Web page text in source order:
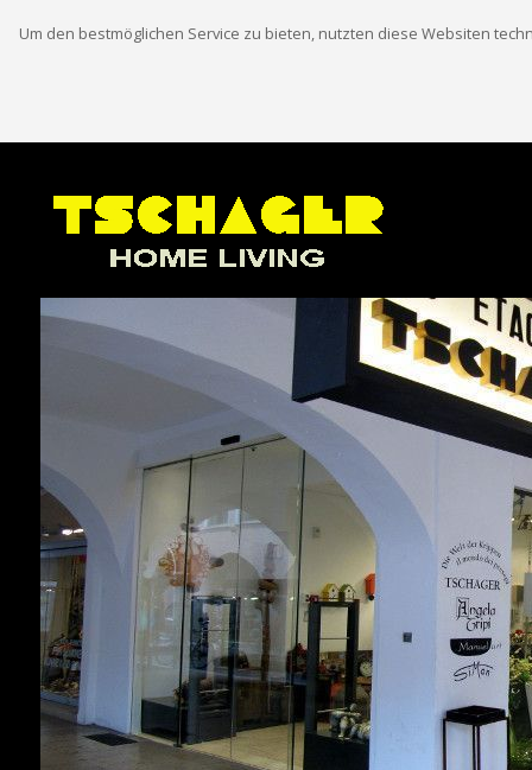
Um den bestmöglichen Service zu bieten, nutzten diese Websiten